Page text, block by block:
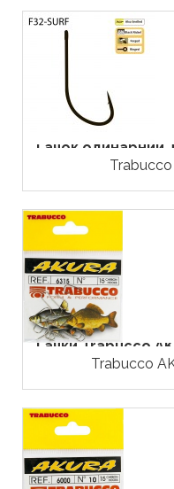
Гачок одинарний
Гачки Trabucco
Trabucco